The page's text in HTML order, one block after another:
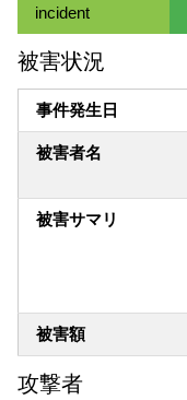
incident
被害状況
事件発生日
被害者名
被害サマリ
被害額
攻撃者